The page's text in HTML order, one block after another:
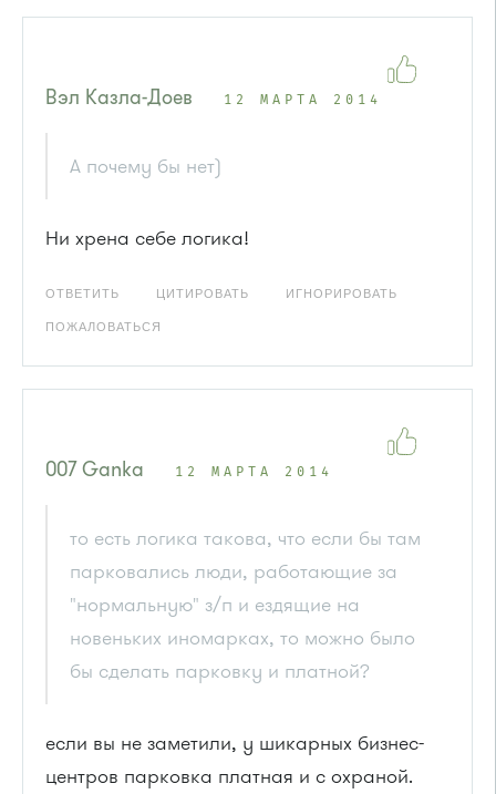
Вэл Казла-Доев 12 МАРТА 2014
А почему бы нет)
Ни хрена себе логика!
ОТВЕТИТЬ ЦИТИРОВАТЬ ИГНОРИРОВАТЬ
ПОЖАЛОВАТЬСЯ
007 Ganka 12 МАРТА 2014
то есть логика такова, что если бы там
парковались люди, работающие за
"нормальную" з/п и ездящие на
новеньких иномарках, то можно было
бы сделать парковку и платной?
если вы не заметили, у шикарных бизнес-
центров парковка платная и с охраной.